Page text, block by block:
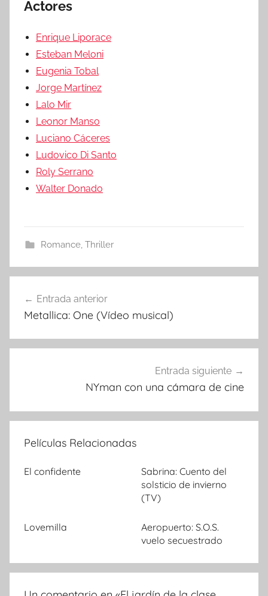
Actores
Enrique Liporace
Esteban Meloni
Eugenia Tobal
Jorge Martínez
Lalo Mir
Leonor Manso
Luciano Cáceres
Ludovico Di Santo
Roly Serrano
Walter Donado
Romance, Thriller
Navegación
de
entradas
Entrada anterior
Metallica: One (Vídeo musical)
Entrada siguiente
NYman con una cámara de cine
Películas Relacionadas
El confidente
Sabrina: Cuento del
solsticio de invierno
(TV)
Lovemilla
Aeropuerto: S.O.S.
vuelo secuestrado